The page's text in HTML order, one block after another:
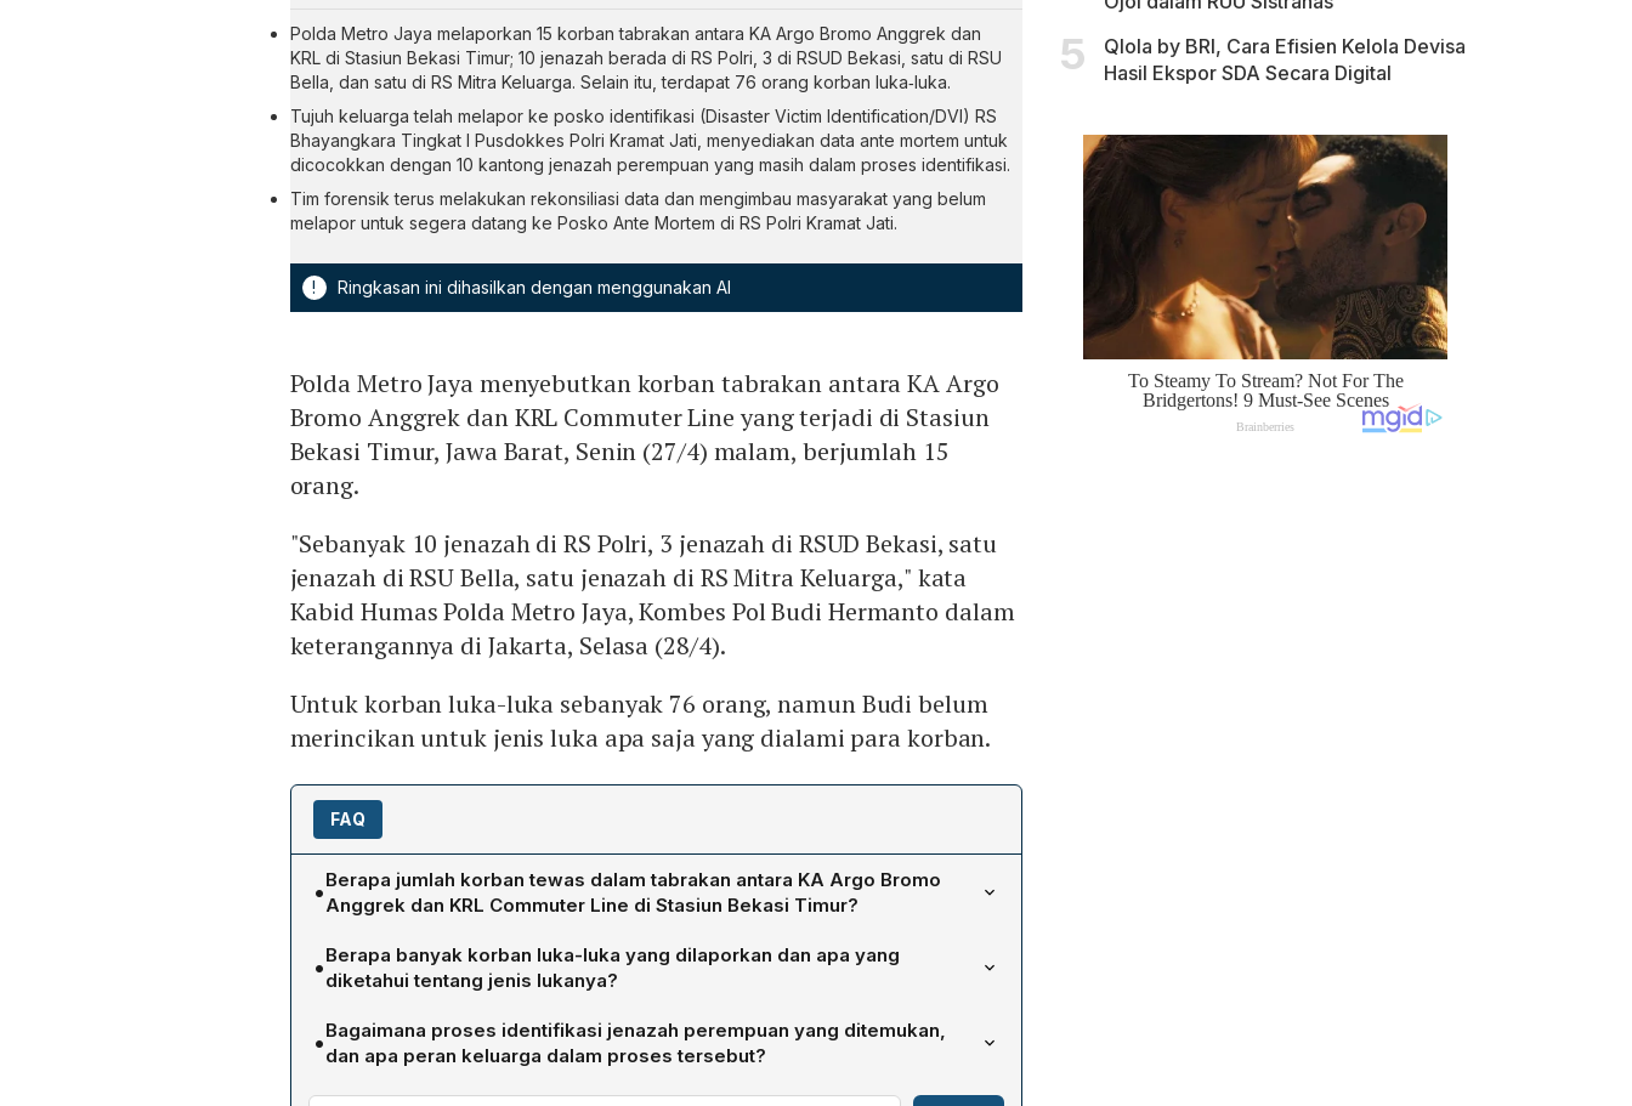
Polda Metro Jaya melaporkan 15 korban tabrakan antara KA Argo Bromo Anggrek dan
KRL di Stasiun Bekasi Timur; 10 jenazah berada di RS Polri, 3 di RSUD Bekasi, satu di RSU
Bella, dan satu di RS Mitra Keluarga. Selain itu, terdapat 76 orang korban luka‑luka.
Tujuh keluarga telah melapor ke posko identifikasi (Disaster Victim Identification/DVI) RS
Bhayangkara Tingkat I Pusdokkes Polri Kramat Jati, menyediakan data ante mortem untuk
dicocokkan dengan 10 kantong jenazah perempuan yang masih dalam proses identifikasi.
Tim forensik terus melakukan rekonsiliasi data dan mengimbau masyarakat yang belum
melapor untuk segera datang ke Posko Ante Mortem di RS Polri Kramat Jati.
! Ringkasan ini dihasilkan dengan menggunakan AI
Polda Metro Jaya menyebutkan korban tabrakan antara KA Argo
Bromo Anggrek dan KRL Commuter Line yang terjadi di Stasiun
Bekasi Timur, Jawa Barat, Senin (27/4) malam, berjumlah 15
orang.
"Sebanyak 10 jenazah di RS Polri, 3 jenazah di RSUD Bekasi, satu
jenazah di RSU Bella, satu jenazah di RS Mitra Keluarga," kata
Kabid Humas Polda Metro Jaya, Kombes Pol Budi Hermanto dalam
keterangannya di Jakarta, Selasa (28/4).
Untuk korban luka-luka sebanyak 76 orang, namun Budi belum
merincikan untuk jenis luka apa saja yang dialami para korban.
FAQ
•Berapa jumlah korban tewas dalam tabrakan antara KA Argo Bromo
Anggrek dan KRL Commuter Line di Stasiun Bekasi Timur?
Jumlah korban tewas mencapai 15 orang. Sebanyak 10 jenazah berada di RS Polri, 3
jenazah di RSUD Bekasi, satu jenazah di RSU Bella, dan satu jenazah di RS Mitra
Keluarga, sesuai pernyataan Kabid Humas Polda Metro Jaya, Kombes Pol Budi
Hermanto.
•Berapa banyak korban luka-luka yang dilaporkan dan apa yang
diketahui tentang jenis lukanya?
Korban luka-luka berjumlah 76 orang. Namun, Budi Hermanto belum merincikan jenis
luka yang dialami para korban, sehingga detail mengenai tingkat keparahan atau
kategori luka masih belum diungkapkan.
•Bagaimana proses identifikasi jenazah perempuan yang ditemukan,
dan apa peran keluarga dalam proses tersebut?
Identifikasi dilakukan melalui pencocokan data ante mortem yang diberikan
Qlola by BRI, Cara Efisien Kelola Devisa
Hasil Ekspor SDA Secara Digital